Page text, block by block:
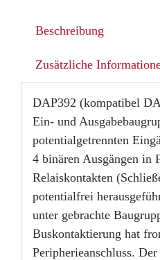
Beschreibung
Zusätzliche
DAP392 (kompatibel
Ein- und
potentialgetrennten
4 binären Ausgängen in
Relaiskontakten
potentialfrei
unter gebrachte
Buskontaktierung hat
Peripherieanschluss.